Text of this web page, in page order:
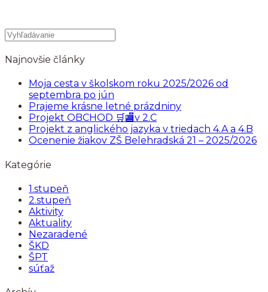
Najnovšie články
Moja cesta v školskom roku 2025/2026 od
septembra po jún
Prajeme krásne letné prázdniny
Projekt OBCHOD 🛒🏬v 2.C
Projekt z anglického jazyka v triedach 4.A a 4.B
Ocenenie žiakov ZŠ Belehradská 21 – 2025/2026
Kategórie
1.stupeň
2.stupeň
Aktivity
Aktuality
Nezaradené
ŠKD
ŠPT
súťaž